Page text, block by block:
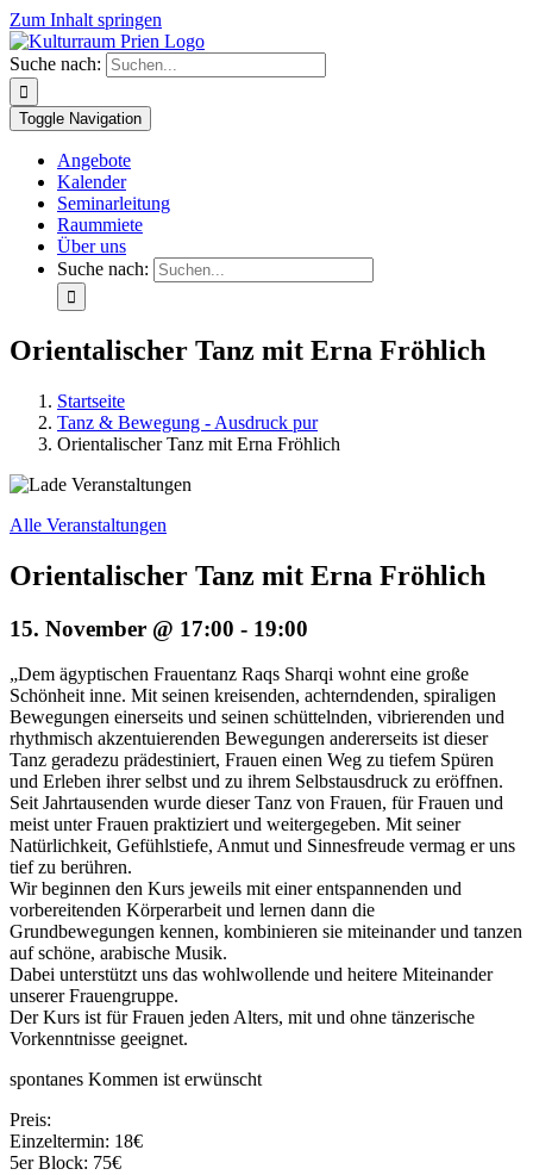
Zum Inhalt springen
Suche nach:
Toggle Navigation
Angebote
Kalender
Seminarleitung
Raummiete
Über uns
Suche nach:
Orientalischer Tanz mit Erna Fröhlich
Startseite
Tanz & Bewegung - Ausdruck pur
Orientalischer Tanz mit Erna Fröhlich
Alle Veranstaltungen
Orientalischer Tanz mit Erna Fröhlich
15. November @ 17:00 - 19:00
„Dem ägyptischen Frauentanz Raqs Sharqi wohnt eine große
Schönheit inne. Mit seinen kreisenden, achterndenden, spiraligen
Bewegungen einerseits und seinen schüttelnden, vibrierenden und
rhythmisch akzentuierenden Bewegungen andererseits ist dieser
Tanz geradezu prädestiniert, Frauen einen Weg zu tiefem Spüren
und Erleben ihrer selbst und zu ihrem Selbstausdruck zu eröffnen.
Seit Jahrtausenden wurde dieser Tanz von Frauen, für Frauen und
meist unter Frauen praktiziert und weitergegeben. Mit seiner
Natürlichkeit, Gefühlstiefe, Anmut und Sinnesfreude vermag er uns
tief zu berühren.
Wir beginnen den Kurs jeweils mit einer entspannenden und
vorbereitenden Körperarbeit und lernen dann die
Grundbewegungen kennen, kombinieren sie miteinander und tanzen
auf schöne, arabische Musik.
Dabei unterstützt uns das wohlwollende und heitere Miteinander
unserer Frauengruppe.
Der Kurs ist für Frauen jeden Alters, mit und ohne tänzerische
Vorkenntnisse geeignet.
spontanes Kommen ist erwünscht
Preis:
Einzeltermin: 18€
5er Block: 75€